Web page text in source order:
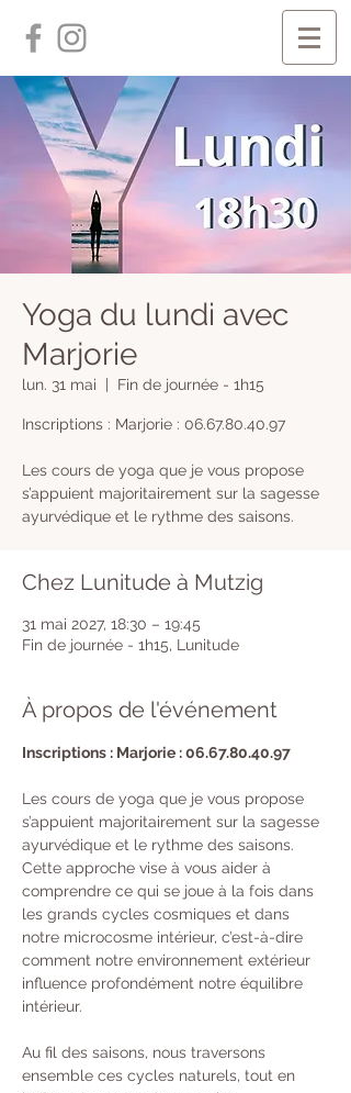
Yoga du lundi avec
Marjorie
lun. 31 mai Fin de journée - 1h15
Inscriptions : Marjorie : 06.67.80.40.97
Les cours de yoga que je vous propose
s’appuient majoritairement sur la sagesse
ayurvédique et le rythme des saisons.
Chez Lunitude à Mutzig
31 mai 2027, 18:30 – 19:45
Fin de journée - 1h15, Lunitude
À propos de l'événement
Inscriptions : Marjorie : 06.67.80.40.97
Les cours de yoga que je vous propose
s’appuient majoritairement sur la sagesse
ayurvédique et le rythme des saisons.
Cette approche vise à vous aider à
comprendre ce qui se joue à la fois dans
les grands cycles cosmiques et dans
notre microcosme intérieur, c’est-à-dire
comment notre environnement extérieur
influence profondément notre équilibre
intérieur.
Au fil des saisons, nous traversons
ensemble ces cycles naturels, tout en